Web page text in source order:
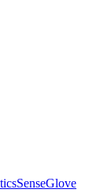
SenseGlove